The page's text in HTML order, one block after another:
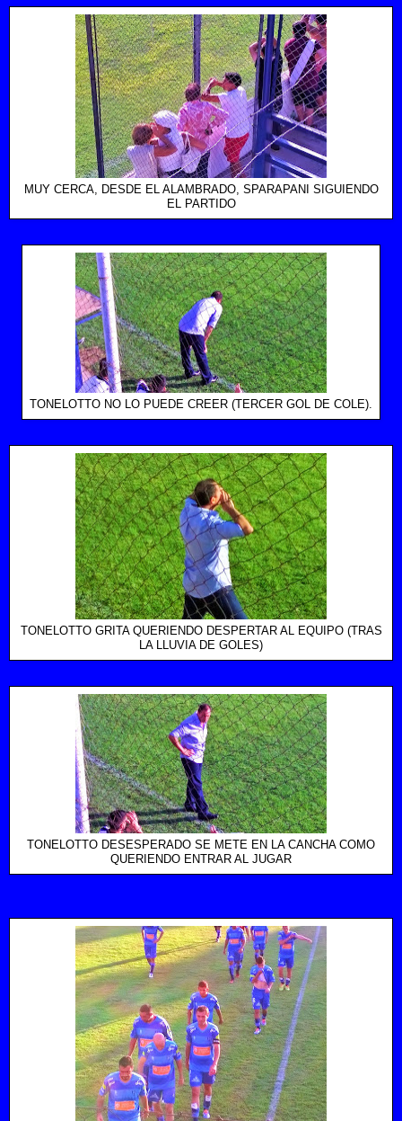
MUY CERCA, DESDE EL ALAMBRADO, SPARAPANI SIGUIENDO
EL PARTIDO
TONELOTTO NO LO PUEDE CREER (TERCER GOL DE COLE).
TONELOTTO GRITA QUERIENDO DESPERTAR AL EQUIPO (TRAS
LA LLUVIA DE GOLES)
TONELOTTO DESESPERADO SE METE EN LA CANCHA COMO
QUERIENDO ENTRAR AL JUGAR